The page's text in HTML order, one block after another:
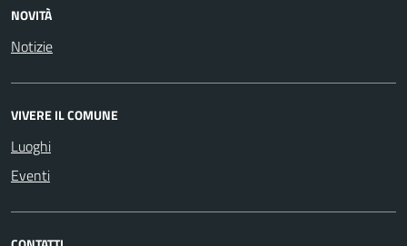
NOVITÀ
Notizie
VIVERE IL COMUNE
Luoghi
Eventi